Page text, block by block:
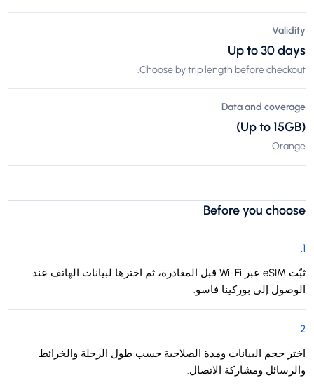
Validity
Up to 30 days
Choose by trip length before checkout.
Data and coverage
(Up to 15GB)
Orange
Before you choose
1
.
ثبّت eSIM عبر Wi-Fi قبل المغادرة، ثم اخترها لبيانات الهاتف عند
الوصول إلى بوركينا فاسو.
2
.
اختر حجم البيانات ومدة الصلاحية حسب طول الرحلة والخرائط
والرسائل ومشاركة الاتصال.